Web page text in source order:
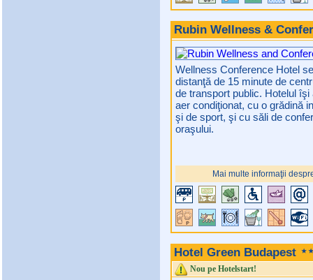
Rubin Wellness &
Wellness Conference Hotel
distanţă de 15 minute de
de transport public. Hotelul
aer condiţionat, cu o grădină
şi de sport, şi cu săli de
oraşului.
Mai multe informaţii
Hotel Green Budapest
Nou pe Hotelstart!